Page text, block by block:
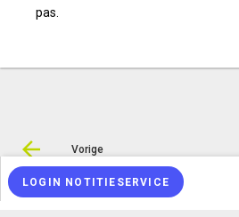
pas.
Vorige
© Inergy|Privacy statement
LOGIN NOTITIESERVICE